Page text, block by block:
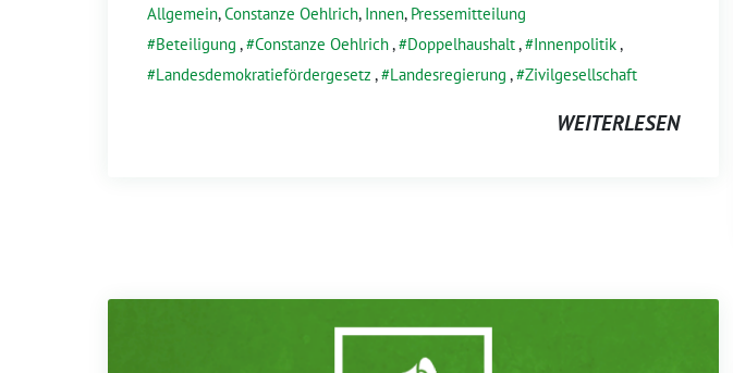
Allgemein,Constanze Oehlrich, Innen, Pressemitteilung
Beteiligung , Constanze Oehlrich, Doppelhaushalt, Innenpolitik,
Landesdemokratiefördergesetz , Landesregierung , Zivilgesellschaft
WEITERLESEN